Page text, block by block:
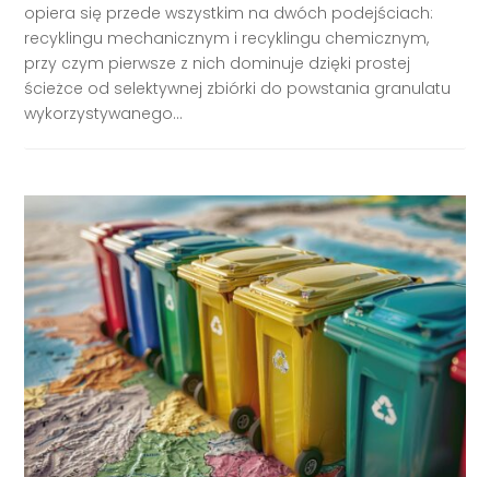
opiera się przede wszystkim na dwóch podejściach:
recyklingu mechanicznym i recyklingu chemicznym,
przy czym pierwsze z nich dominuje dzięki prostej
ścieżce od selektywnej zbiórki do powstania granulatu
wykorzystywanego...